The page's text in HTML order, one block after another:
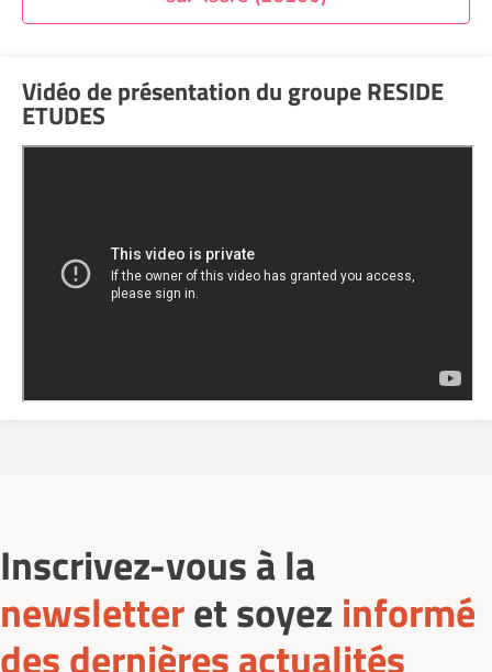
Vidéo de présentation du groupe RESIDE
ETUDES
Inscrivez-vous à la
newsletteret soyez informé
des dernières actualités